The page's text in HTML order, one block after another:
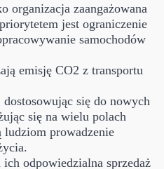
organizacja zaangażowana
jest ograniczenie
samochodów
emisję CO2 z transportu
się do nowych
się na wielu polach
ludziom prowadzenie
odpowiedzialna sprzedaż